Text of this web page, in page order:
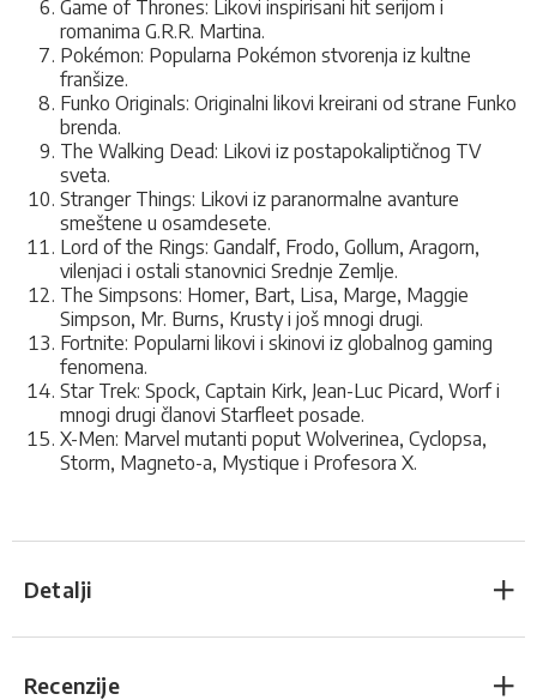
Game of Thrones: Likovi inspirisani hit serijom i
romanima G.R.R. Martina.
Pokémon: Popularna Pokémon stvorenja iz kultne
franšize.
Funko Originals: Originalni likovi kreirani od strane Funko
brenda.
The Walking Dead: Likovi iz postapokaliptičnog TV
sveta.
Stranger Things: Likovi iz paranormalne avanture
smeštene u osamdesete.
Lord of the Rings: Gandalf, Frodo, Gollum, Aragorn,
vilenjaci i ostali stanovnici Srednje Zemlje.
The Simpsons: Homer, Bart, Lisa, Marge, Maggie
Simpson, Mr. Burns, Krusty i još mnogi drugi.
Fortnite: Popularni likovi i skinovi iz globalnog gaming
fenomena.
Star Trek: Spock, Captain Kirk, Jean-Luc Picard, Worf i
mnogi drugi članovi Starfleet posade.
X-Men: Marvel mutanti poput Wolverinea, Cyclopsa,
Storm, Magneto-a, Mystique i Profesora X.
Detalji
Recenzije